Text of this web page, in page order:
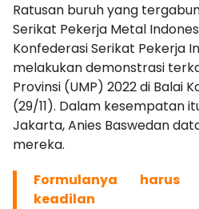
Ratusan buruh yang
Serikat Pekerja Metal
Konfederasi Serikat Pekerja
melakukan demonstrasi
Provinsi (UMP) 2022 di Balai
(29/11). Dalam kesempatan
Jakarta, Anies Baswedan
mereka.
Formulanya harus
keadilan